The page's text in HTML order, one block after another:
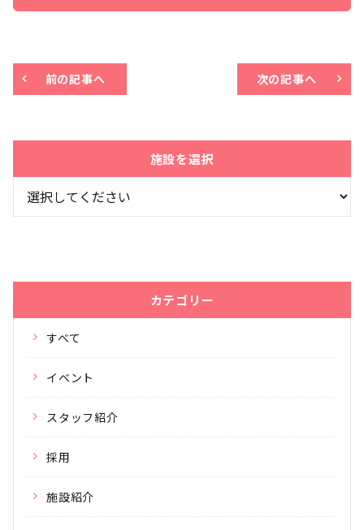
前の記事へ 次の記事へ
施設を選択
カテゴリー
すべて
イベント
スタッフ紹介
採用
施設紹介